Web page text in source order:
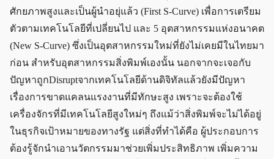
ศักยภาพสูงและเป็นผู้นำอยุ่แล้ว (First S-Curve) เพื่อการเตรียม
ตัวตามเทคโนโลยีที่เปลี่ยนไป และ 5 อุตสาหกรรมแห่งอนาคต
(New S-Curve) ซึ่งเป็นอุตสาหกรรมใหม่ที่ยังไม่เคยมีในไทยมา
ก่อน สำหรับอุตสาหกรรมสิ่งพิมพ์เองนั้น นอกจากจะเจอกับ
ปัญหาถูกDisruptจากเทคโนโลยีด้านดิจิทัลแล้วยังมีปัญหา
เรื่องการขาดแคลนแรงงานที่มีทักษะสูง เพราะจะต้องใช้
เครื่องจักรที่มีเทคโนโลยีสูงใหม่ๆ ถึงแม้ว่าสิ่งพิมพ์จะไม่ได้อยู่
ในธุรกิจเป้าหมายของทางรัฐ แต่สิ่งที่ทำได้คือ ผู้ประกอบการ
ต้องรู้จักนำเอานวัตกรรมมาช่วยเพิ่มประสิทธิภาพ เพิ่มความ